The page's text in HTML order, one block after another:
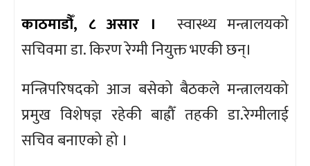
काठमाडौँ, ८ असार ।
स्वास्थ्य मन्त्रालयको
सचिवमा डा. किरण रेग्मी नियुक्त भएकी छन्।
मन्त्रिपरिषदको आज बसेको बैठकले मन्त्रालयको
प्रमुख विशेषज्ञ रहेकी बाह्रौँ तहकी डा.रेग्मीलाई
सचिव बनाएको हो ।